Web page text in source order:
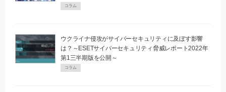
コラム
ウクライナ侵攻がサイバーセキュリティに及ぼす影響
は？～ESETサイバーセキュリティ脅威レポート2022年
第1三半期版を公開～
コラム